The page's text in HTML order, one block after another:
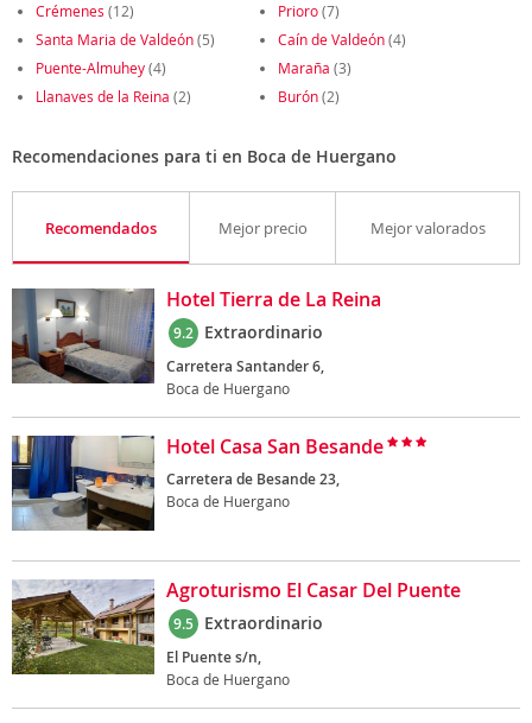
Crémenes (12) Prioro(7)
Santa Maria de Valdeón(5) Caín de Valdeón(4)
Puente-Almuhey(4) Maraña (3)
Llanaves de la Reina (2) Burón(2)
Recomendaciones para ti en Boca de Huergano
Recomendados Mejor precio Mejor valorados
Hotel Tierra de La Reina
9.2 Extraordinario
Carretera Santander 6,
Boca de Huergano
Hotel Casa San Besande
Carretera de Besande 23,
Boca de Huergano
Agroturismo El Casar Del Puente
9.5 Extraordinario
El Puente s/n,
Boca de Huergano